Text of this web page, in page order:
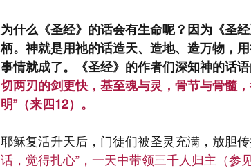
为什么《圣经》的话会有生命呢？因为《圣
柄。神就是用祂的话造天、造地、造万物，
事情就成了。《圣经》的作者们深知神的话语
切两刃的剑更快，基至魂与灵，骨节与骨髓
明”（来四12）。
耶稣复活升天后，门徒们被圣灵充满，放胆
话，觉得扎心”，一天中带领三千人归主（参